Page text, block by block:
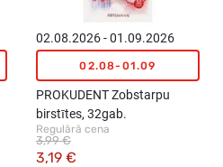
02.08.2026 - 01.09.2026
02.08-01.09
PROKUDENT Zobstarpu
birstītes, 32gab.
Regulārā cena
3,19 €
3,99 €